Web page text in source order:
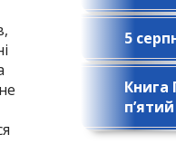
5
Книга
п’ятий